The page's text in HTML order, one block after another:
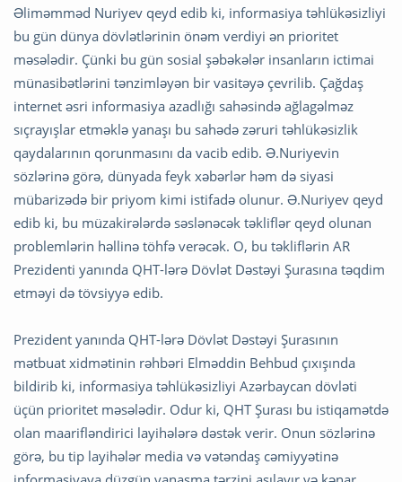
Əliməmməd Nuriyev qeyd edib ki, informasiya təhlükəsizliyi
bu gün dünya dövlətlərinin önəm verdiyi ən prioritet
məsələdir. Çünki bu gün sosial şəbəkələr insanların ictimai
münasibətlərini tənzimləyən bir vasitəyə çevrilib. Çağdaş
internet əsri informasiya azadlığı sahəsində ağlagəlməz
sıçrayışlar etməklə yanaşı bu sahədə zəruri təhlükəsizlik
qaydalarının qorunmasını da vacib edib. Ə.Nuriyevin
sözlərinə görə, dünyada feyk xəbərlər həm də siyasi
mübarizədə bir priyom kimi istifadə olunur. Ə.Nuriyev qeyd
edib ki, bu müzakirələrdə səslənəcək təkliflər qeyd olunan
problemlərin həllinə töhfə verəcək. O, bu təkliflərin AR
Prezidenti yanında QHT-lərə Dövlət Dəstəyi Şurasına təqdim
etməyi də tövsiyyə edib.
Prezident yanında QHT-lərə Dövlət Dəstəyi Şurasının
mətbuat xidmətinin rəhbəri Elməddin Behbud çıxışında
bildirib ki, informasiya təhlükəsizliyi Azərbaycan dövləti
üçün prioritet məsələdir. Odur ki, QHT Şurası bu istiqamətdə
olan maarifləndirici layihələrə dəstək verir. Onun sözlərinə
görə, bu tip layihələr media və vətəndaş cəmiyyətinə